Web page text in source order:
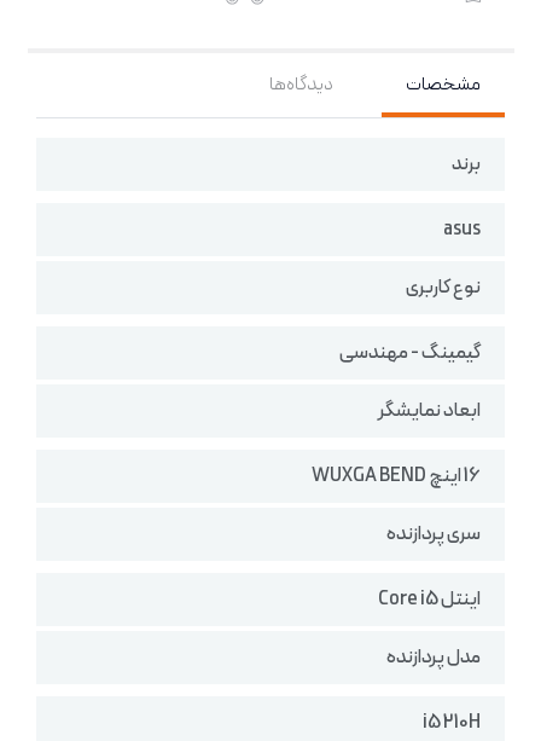
مشخصات دیدگاه‌ها
برند
asus
نوع کاربری
گیمینگ - مهندسی
ابعاد نمایشگر
16 اینچ WUXGA BEND
سری پردازنده
اینتل Core i5
مدل پردازنده
i5 210H